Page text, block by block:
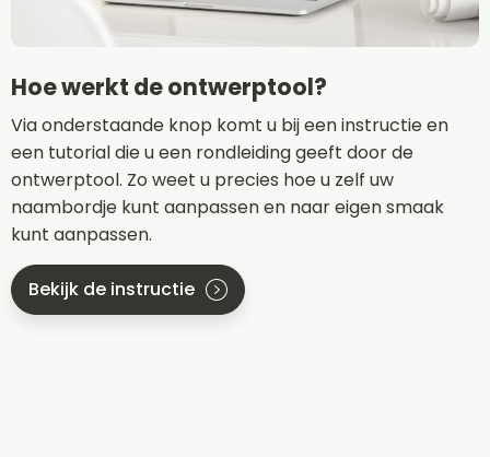
Hoe werkt de ontwerptool?
Via onderstaande knop komt u bij een instructie en
een tutorial die u een rondleiding geeft door de
ontwerptool. Zo weet u precies hoe u zelf uw
naambordje kunt aanpassen en naar eigen smaak
kunt aanpassen.
Bekijk de instructie